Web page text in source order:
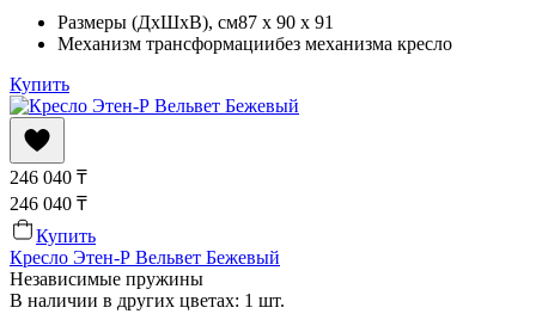
Размеры (ДхШхВ), см87 x 90 x 91
Механизм трансформациибез механизма кресло
Купить
246 040 ₸
246 040 ₸
Купить
Кресло Этен-Р Вельвет Бежевый
Независимые пружины
В наличии в других цветах: 1 шт.